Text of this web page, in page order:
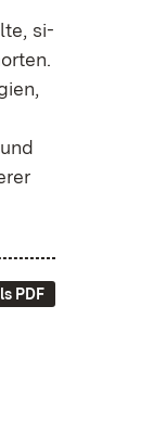
si­
PDF